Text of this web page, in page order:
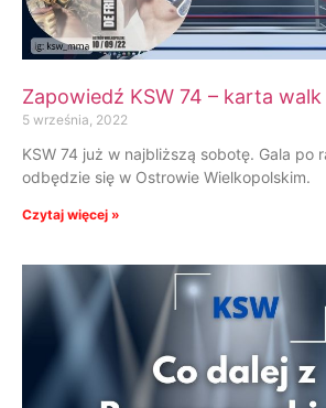
Zapowiedź KSW 74 – karta
5 września, 2022
KSW 74 już w najbliższą sobotę. Gala po
odbędzie się w Ostrowie Wielkopolskim.
Czytaj więcej »